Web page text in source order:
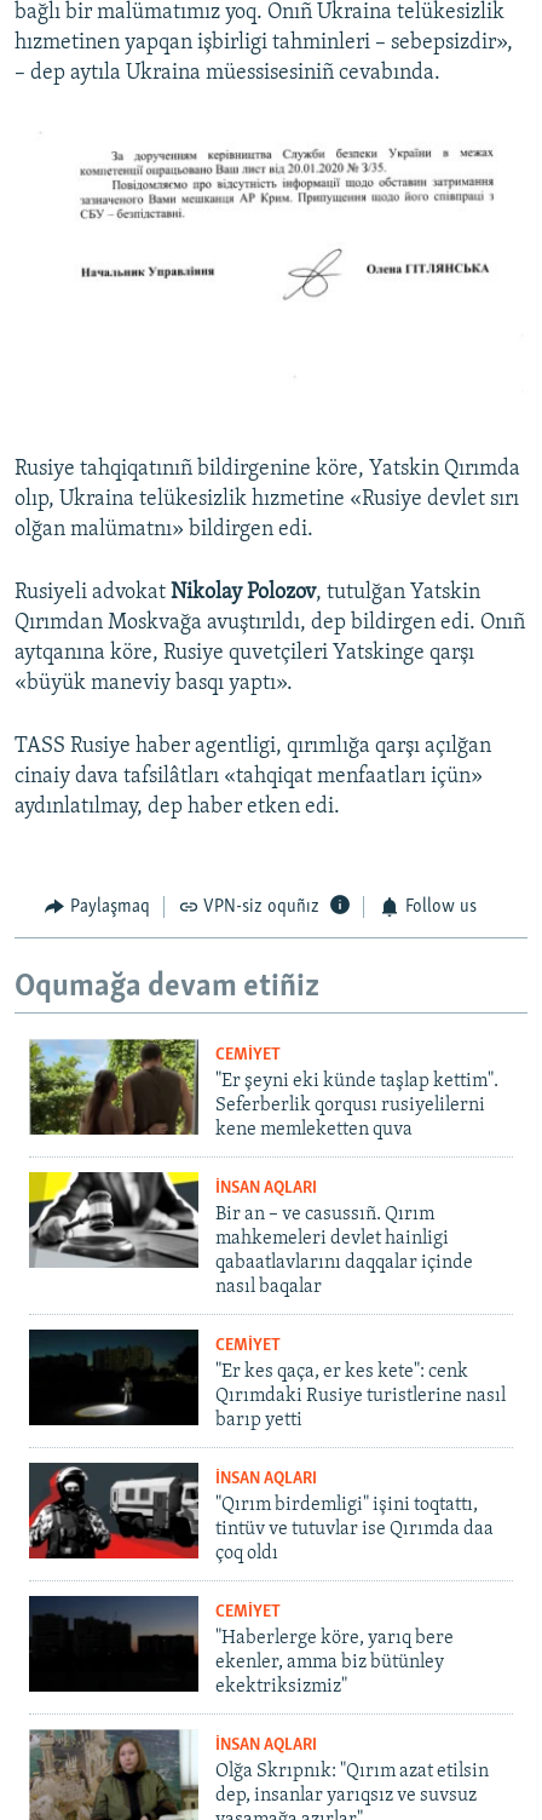
bağlı bir malümatımız yoq. Onıñ Ukraina telükesizlik
hızmetinen yapqan işbirligi tahminleri – sebepsizdir»,
– dep aytıla Ukraina müessisesiniñ cevabında.
Rusiye tahqiqatınıñ bildirgenine köre, Yatskin Qırımda
olıp, Ukraina telükesizlik hızmetine «Rusiye devlet sırı
olğan malümatnı» bildirgen edi.
Rusiyeli advokat Nikolay Polozov, tutulğan Yatskin
Qırımdan Moskvağa avuştırıldı, dep bildirgen edi. Onıñ
aytqanına köre, Rusiye quvetçileri Yatskinge qarşı
«büyük maneviy basqı yaptı».
TASS Rusiye haber agentligi, qırımlığa qarşı açılğan
cinaiy dava tafsilâtları «tahqiqat menfaatları içün»
aydınlatılmay, dep haber etken edi.
Paylaşmaq VPN-siz oquñız Follow us
Oqumağa devam etiñiz
CEMİYET
"Er şeyni eki künde taşlap kettim".
Seferberlik qorqusı rusiyelilerni
kene memleketten quva
İNSAN AQLARI
Bir an – ve casussıñ. Qırım
mahkemeleri devlet hainligi
qabaatlavlarını daqqalar içinde
nasıl baqalar
CEMİYET
"Er kes qaça, er kes kete": cenk
Qırımdaki Rusiye turistlerine nasıl
barıp yetti
İNSAN AQLARI
"Qırım birdemligi" işini toqtattı,
tintüv ve tutuvlar ise Qırımda daa
çoq oldı
CEMİYET
"Haberlerge köre, yarıq bere
ekenler, amma biz bütünley
ekektriksizmiz"
İNSAN AQLARI
Olğa Skrıpnık: "Qırım azat etilsin
dep, insanlar yarıqsız ve suvsuz